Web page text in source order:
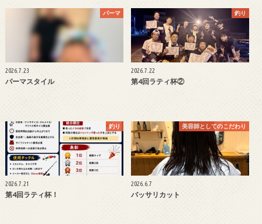
パーマ
2026.7.23
パーマスタイル
釣り
2026.7.22
第4回ラティ杯②
釣り
2026.7.21
第4回ラティ杯！
美容師としてのこだわり
2026.6.7
バッサリカット